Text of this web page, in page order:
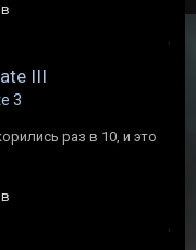
III
3
раз в 10, и это